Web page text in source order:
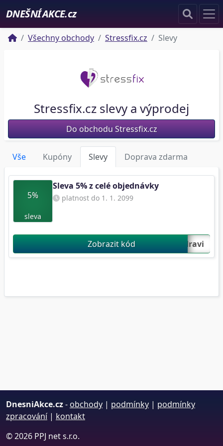
DNEŠNÍ AKCE.cz
Všechny obchody Stressfix.cz Slevy
Stressfix.cz slevy a výprodej
Do obchodu Stressfix.cz
Vše Kupóny Slevy Doprava zdarma
5%
sleva
Sleva 5% z celé objednávky
platnost do 1. 1. 2099
Zobrazit kód usevnezdravi...
DnesniAkce.cz-obchody | podmínky | podmínky
zpracování| kontakt
© 2026 PPJ net s.r.o.